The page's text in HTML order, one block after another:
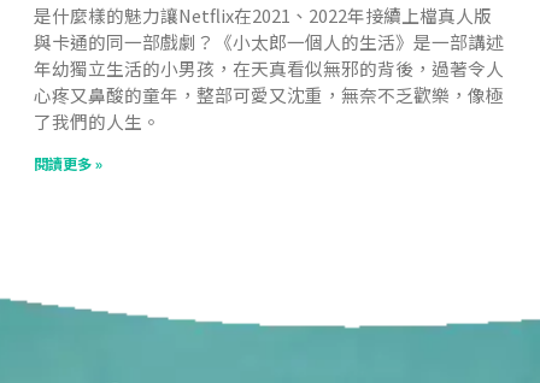
是什麼樣的魅力讓Netflix在2021、2022年接續上檔真人版
與卡通的同一部戲劇？《小太郎一個人的生活》是一部講述
年幼獨立生活的小男孩，在天真看似無邪的背後，過著令人
心疼又鼻酸的童年，整部可愛又沈重，無奈不乏歡樂，像極
了我們的人生。
閱讀更多 »